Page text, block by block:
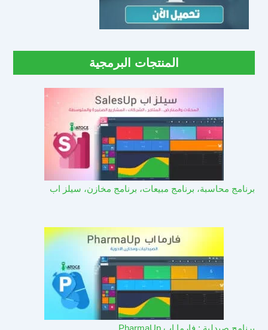
المنتجات البرمجية
برنامج محاسبة، برنامج مبيعات، برنامج مخازن، سيلز اب